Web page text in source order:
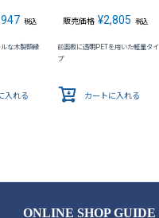
税込
な木製額縁
入れる
販売価格 ¥2,805 税込
前面板に透明PETを用いた軽量タイ
プ
カートに入れる
ONLINE SHOP GUIDE